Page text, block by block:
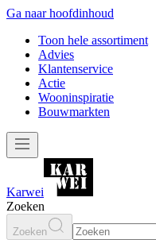
Ga naar hoofdinhoud
Toon hele assortiment
Advies
Klantenservice
Actie
Wooninspiratie
Bouwmarkten
Karwei
Zoeken
Zoeken